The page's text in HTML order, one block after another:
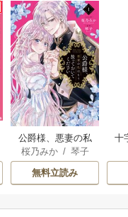
公爵様、悪妻の私
はもう放っておい
てください
桜乃みか/ 琴子
無料立読み
十